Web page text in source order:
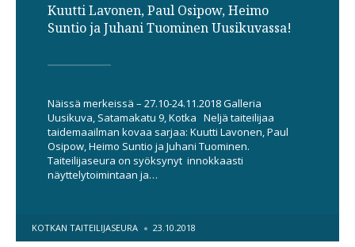
Kuutti Lavonen, Paul Osipow, Heimo
Suntio ja Juhani Tuominen Uusikuvassa!
Näissä merkeissä – 27.10-24.11.2018 Galleria
Uusikuva, Satamakatu 9, Kotka Neljä taiteilijaa
taidemaailman kovaa sarjaa: Kuutti Lavonen, Paul
Osipow, Heimo Suntio ja Juhani Tuominen.
Taiteilijaseura on syöksynyt innokkaasti
näyttelytoimintaan ja…
POSTED
BY
KOTKAN TAITEILIJASEURA 23.10.2018